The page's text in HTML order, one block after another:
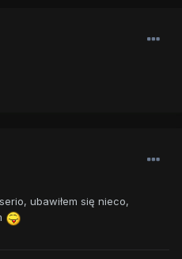
ubawiłem się nieco,